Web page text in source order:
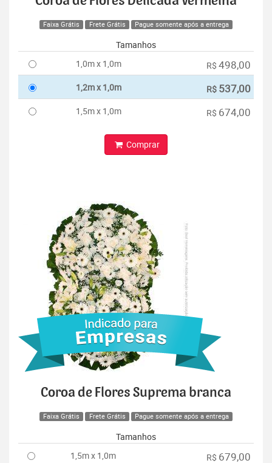
Faixa Grátis Frete Grátis Pague somente após a entrega
Tamanhos
1,0m x 1,0m
R$ 498,00
1,2m x 1,0m R$ 537,00
1,5m x 1,0m R$ 674,00
Comprar
Coroa de Flores Suprema branca
Faixa Grátis Frete Grátis Pague somente após a entrega
Tamanhos
1,5m x 1,0m
R$ 679,00